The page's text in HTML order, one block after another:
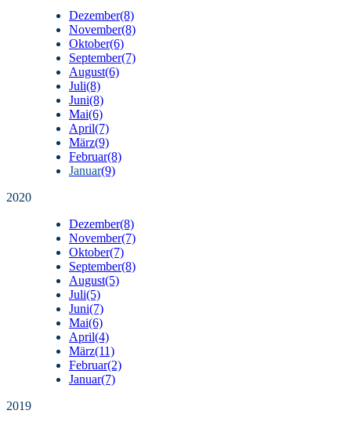
Dezember(8)
November(8)
Oktober(6)
September(7)
August(6)
Juli(8)
Juni(8)
Mai(6)
April(7)
März(9)
Februar(8)
Januar(9)
2020
Dezember(8)
November(7)
Oktober(7)
September(8)
August(5)
Juli(5)
Juni(7)
Mai(6)
April(4)
März(11)
Februar(2)
Januar(7)
2019